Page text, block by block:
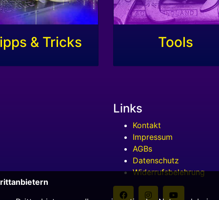
& Tricks Tools
Links
Kontakt
Impressum
AGBs
Datenschutz
Widerrufsbelehrung